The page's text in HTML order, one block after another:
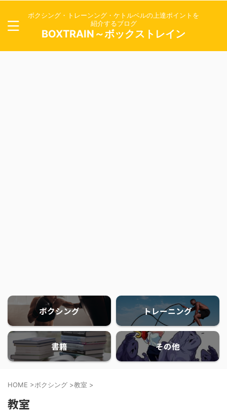
ボクシング・トレーンング・ケトルベルの上達ポイントを
紹介するブログ
BOXTRAIN～ボックストレイン
ボクシング トレーニング
書籍 その他
HOME >ボクシング >教室 >
教室